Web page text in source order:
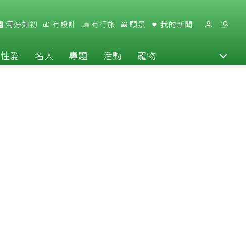
河好如初 有設計 有行旅 願景 我的新聞
性愛 名人 專題 活動 寵物